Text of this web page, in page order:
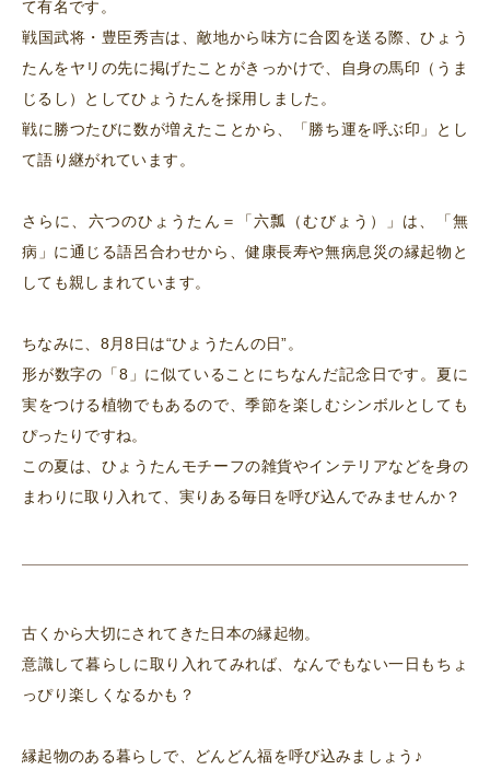
て有名です。
戦国武将・豊臣秀吉は、敵地から味方に合図を送る際、ひょう
たんをヤリの先に掲げたことがきっかけで、自身の馬印（うま
じるし）としてひょうたんを採用しました。
戦に勝つたびに数が増えたことから、「勝ち運を呼ぶ印」とし
て語り継がれています。
さらに、六つのひょうたん＝「六瓢（むびょう）」は、「無
病」に通じる語呂合わせから、健康長寿や無病息災の縁起物と
しても親しまれています。
ちなみに、8月8日は“ひょうたんの日”。
形が数字の「8」に似ていることにちなんだ記念日です。夏に
実をつける植物でもあるので、季節を楽しむシンボルとしても
ぴったりですね。
この夏は、ひょうたんモチーフの雑貨やインテリアなどを身の
まわりに取り入れて、実りある毎日を呼び込んでみませんか？
古くから大切にされてきた日本の縁起物。
意識して暮らしに取り入れてみれば、なんでもない一日もちょ
っぴり楽しくなるかも？
縁起物のある暮らしで、どんどん福を呼び込みましょう♪